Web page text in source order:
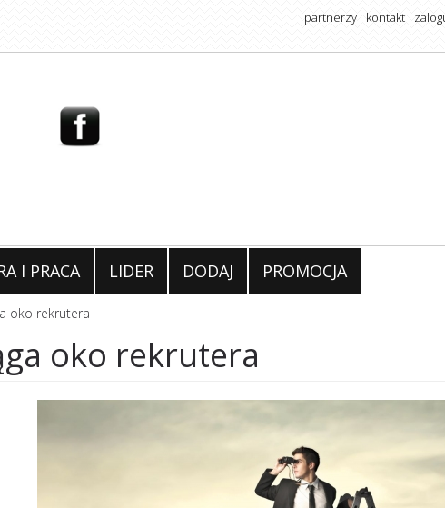
partnerzy kontakt
I PRACA LIDER DODAJ PROMOCJA
oko rekrutera
oko rekrutera